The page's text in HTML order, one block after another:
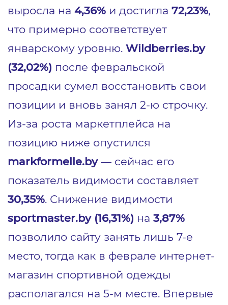
выросла на 4,36% и достигла 72,23%,
что примерно соответствует
январскому уровню. Wildberries.by
(32,02%) после февральской
просадки сумел восстановить свои
позиции и вновь занял 2-ю строчку.
Из-за роста маркетплейса на
позицию ниже опустился
markformelle.by— сейчас его
показатель видимости составляет
30,35%. Снижение видимости
sportmaster.by (16,31%) на 3,87%
позволило сайту занять лишь 7-е
место, тогда как в феврале интернет-
магазин спортивной одежды
располагался на 5-м месте. Впервые